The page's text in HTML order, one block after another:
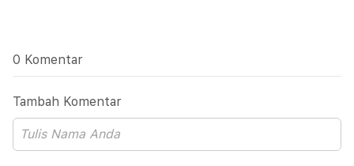
0 Komentar
Tambah Komentar